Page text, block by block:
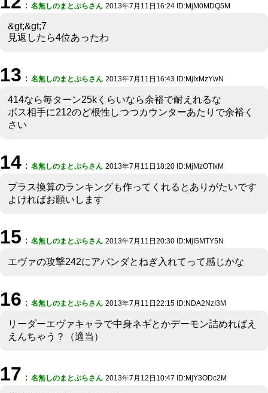
： 名無しのまとぷらさん 2013年7月11日16:24 ID:MjM0MDQ5M
&gt;&gt;7
見返したら4位あったわ
13 ： 名無しのまとぷらさん 2013年7月11日16:43 ID:MjIxMzYwN
414なら毎ターン25kくらいなら余裕で耐えれるな
ボス相手に212のど根性しつつカウンターあたりで余裕く
さい
14 ： 名無しのまとぷらさん 2013年7月11日18:20 ID:MjMzOTIxM
プラス換算のランキングも作ってくれるとありがたいです
よければお願いします
15 ： 名無しのまとぷらさん 2013年7月11日20:30 ID:MjI5MTY5N
エヴァの攻撃242にアパンダとねぎ入れてって感じかな
16 ： 名無しのまとぷらさん 2013年7月11日22:15 ID:NDA2NzI3M
リーダーエヴァキャラで中身ネギとかデーモン詰めればえ
えんちゃう？（適当）
17 ： 名無しのまとぷらさん 2013年7月12日10:47 ID:MjY3ODc2M